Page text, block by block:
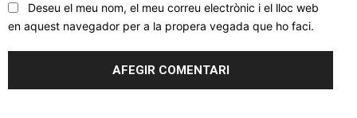
Deseu el meu nom, el meu correu electrònic i el lloc web
en aquest navegador per a la propera vegada que ho faci.